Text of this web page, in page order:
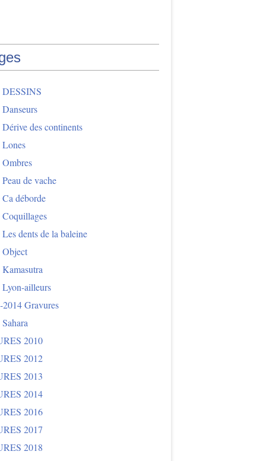
DESSINS
des continents
de vache
déborde
dents de la baleine
Object
Lyon-ailleurs
2014 Gravures
2010
2012
2013
2014
2016
2017
2018